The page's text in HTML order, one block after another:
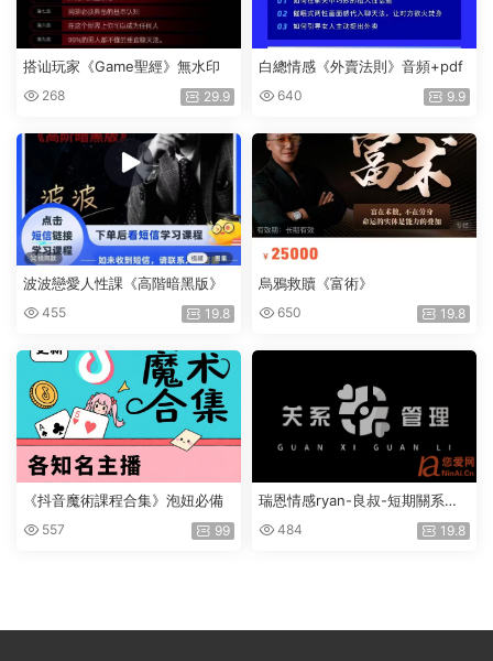
搭讪玩家《Game聖經》無水印
268 29.9
白總情感《外賣法則》音頻+pdf
640 9.9
波波戀愛人性課《高階暗黑版》
455 19.8
烏鴉救贖《富術》
650 19.8
《抖音魔術課程合集》泡妞必備
557 99
瑞恩情感ryan-良叔-短期關系管
理 484 19.8